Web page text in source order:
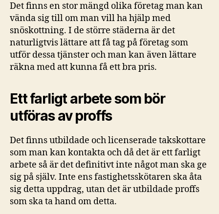
Det finns en stor mängd olika företag man kan
vända sig till om man vill ha hjälp med
snöskottning. I de större städerna är det
naturligtvis lättare att få tag på företag som
utför dessa tjänster och man kan även lättare
räkna med att kunna få ett bra pris.
Ett farligt arbete som bör
utföras av proffs
Det finns utbildade och licenserade takskottare
som man kan kontakta och då det är ett farligt
arbete så är det definitivt inte något man ska ge
sig på själv. Inte ens fastighetsskötaren ska åta
sig detta uppdrag, utan det är utbildade proffs
som ska ta hand om detta.